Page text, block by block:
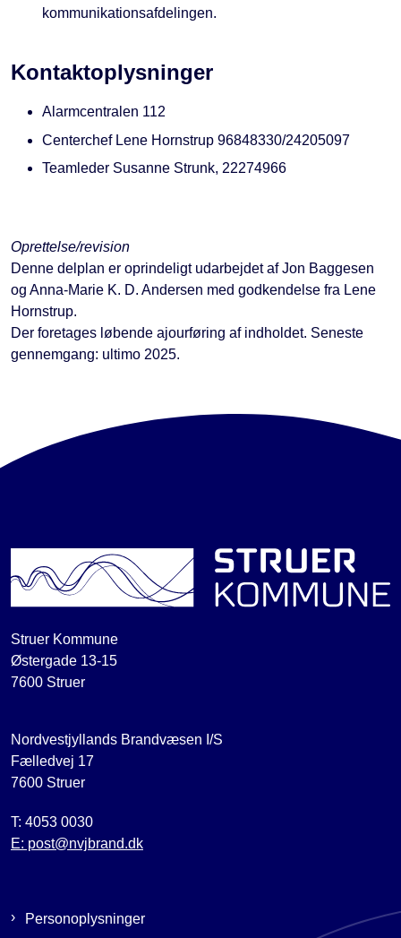
kommunikationsafdelingen.
Kontaktoplysninger
Alarmcentralen 112
Centerchef Lene Hornstrup 96848330/24205097
Teamleder Susanne Strunk, 22274966
Oprettelse/revision
Denne delplan er oprindeligt udarbejdet af Jon Baggesen
og Anna-Marie K. D. Andersen med godkendelse fra Lene
Hornstrup.
Der foretages løbende ajourføring af indholdet. Seneste
gennemgang: ultimo 2025.
Struer Kommune
Østergade 13-15
7600 Struer
Nordvestjyllands Brandvæsen I/S
Fælledvej 17
7600 Struer
T: 4053 0030
E: post@nvjbrand.dk
Personoplysninger